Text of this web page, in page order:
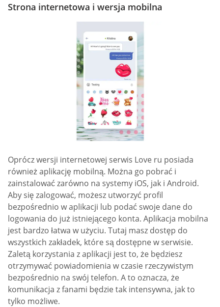
Strona internetowa i wersja mobilna
Oprócz wersji internetowej serwis Love ru posiada
również aplikację mobilną. Można go pobrać i
zainstalować zarówno na systemy iOS, jak i Android.
Aby się zalogować, możesz utworzyć profil
bezpośrednio w aplikacji lub podać swoje dane do
logowania do już istniejącego konta. Aplikacja mobilna
jest bardzo łatwa w użyciu. Tutaj masz dostęp do
wszystkich zakładek, które są dostępne w serwisie.
Zaletą korzystania z aplikacji jest to, że będziesz
otrzymywać powiadomienia w czasie rzeczywistym
bezpośrednio na swój telefon. A to oznacza, że
komunikacja z fanami będzie tak intensywna, jak to
tylko możliwe.